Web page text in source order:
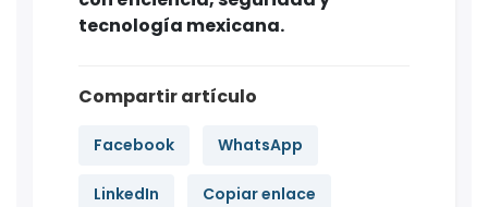
tecnología mexicana.
Compartir artículo
Facebook WhatsApp
LinkedIn Copiar enlace